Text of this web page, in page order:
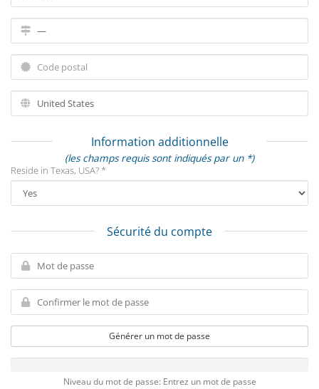
Information additionnelle
(les champs requis sont indiqués par un *)
Reside in Texas, USA? *
Sécurité du compte
Générer un mot de passe
Niveau du mot de passe: Entrez un mot de passe